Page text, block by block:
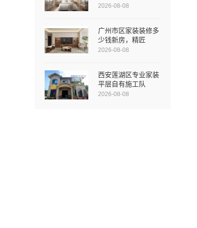
2026-08-08
广州市区家装装修多
少钱新房，精匠
2026-08-08
西安莲湖区专业家装
平层自有施工队
2026-08-08